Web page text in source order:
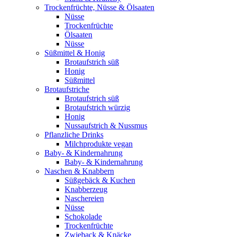
Trockenfrüchte, Nüsse & Ölsaaten
Nüsse
Trockenfrüchte
Ölsaaten
Nüsse
Süßmittel & Honig
Brotaufstrich süß
Honig
Süßmittel
Brotaufstriche
Brotaufstrich süß
Brotaufstrich würzig
Honig
Nussaufstrich & Nussmus
Pflanzliche Drinks
Milchprodukte vegan
Baby- & Kindernahrung
Baby- & Kindernahrung
Naschen & Knabbern
Süßgebäck & Kuchen
Knabberzeug
Naschereien
Nüsse
Schokolade
Trockenfrüchte
Zwieback & Knäcke